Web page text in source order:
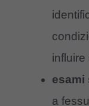
influire
esami
a